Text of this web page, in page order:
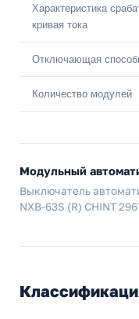
Характеристика
кривая тока
Отключающая
Количество модулей
Модульный
Выключатель
NXB-63S (R) CHINT